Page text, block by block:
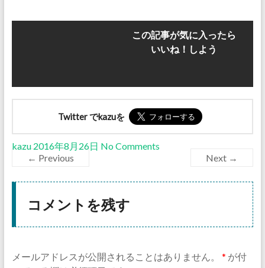
この記事が気に入ったら
いいね！しよう
Twitter でkazuを
kazu 2016年8月26日 No Comments
← Previous
Next →
コメントを残す
メールアドレスが公開されることはありません。 * が付